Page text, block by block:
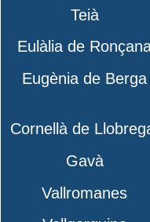
Teià
Eulàlia de
Eugènia de Berga
Cornellà de
Gavà
Vallromanes